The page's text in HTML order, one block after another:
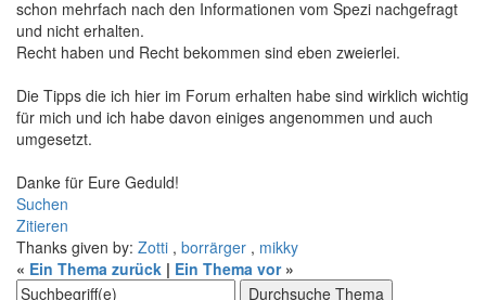
schon mehrfach nach den Informationen vom Spezi nachgefragt
und nicht erhalten.
Recht haben und Recht bekommen sind eben zweierlei.
Die Tipps die ich hier im Forum erhalten habe sind wirklich wichtig
für mich und ich habe davon einiges angenommen und auch
umgesetzt.
Danke für Eure Geduld!
Suchen
Zitieren
Thanks given by: Zotti , borrärger , mikky
« Ein Thema zurück | Ein Thema vor»